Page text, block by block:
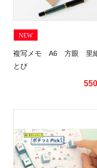
NEW
複写メモ A6 方眼 里
とび
550